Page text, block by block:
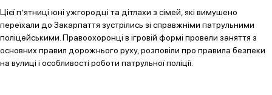
Цієї п’ятниці юні ужгородці та дітлахи з сімей, які вимушено
переїхали до Закарпаття зустрілись зі справжніми патрульними
поліцейськими. Правоохоронці в ігровій формі провели заняття з
основних правил дорожнього руху, розповіли про правила безпеки
на вулиці і особливості роботи патрульної поліції.